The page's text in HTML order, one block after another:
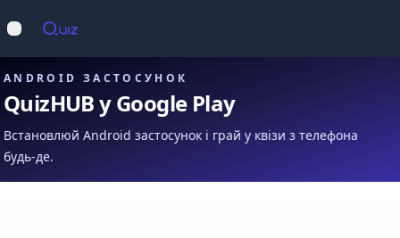
Відкрити меню
ANDROID ЗАСТОСУНОК
QuizHUB у Google Play
Встановлюй Android застосунок і грай у квізи з телефона
будь-де.